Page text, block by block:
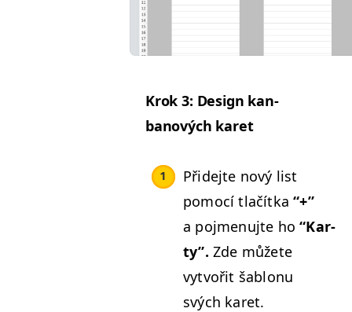
Krok 3: Design kan­
banových karet
Přide­jte nový list
pomocí tlačít­ka“+”
a poj­menu­jte ho“Kar­
ty”. Zde můžete
vytvořit šablonu
svých karet.